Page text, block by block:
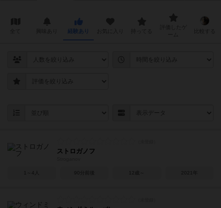
経験あり
ストロガノフ
1～4人 90分前後 12歳～ 2021年